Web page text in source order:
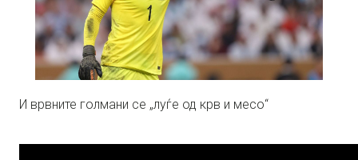
И врвните голмани се „луѓе од крв и месо“